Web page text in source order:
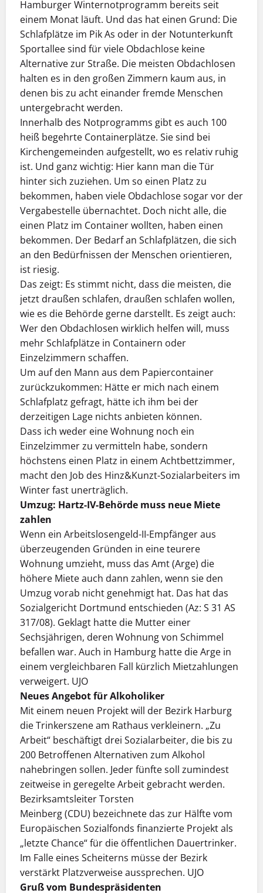
Hamburger Winternotprogramm bereits seit
einem Monat läuft. Und das hat einen Grund: Die
Schlafplätze im Pik As oder in der Notunterkunft
Sportallee sind für viele Obdachlose keine
Alternative zur Straße. Die meisten Obdachlosen
halten es in den großen Zimmern kaum aus, in
denen bis zu acht einander fremde Menschen
untergebracht werden.
Innerhalb des Notprogramms gibt es auch 100
heiß begehrte Containerplätze. Sie sind bei
Kirchengemeinden aufgestellt, wo es relativ ruhig
ist. Und ganz wichtig: Hier kann man die Tür
hinter sich zuziehen. Um so einen Platz zu
bekommen, haben viele Obdachlose sogar vor der
Vergabestelle übernachtet. Doch nicht alle, die
einen Platz im Container wollten, haben einen
bekommen. Der Bedarf an Schlafplätzen, die sich
an den Bedürfnissen der Menschen orientieren,
ist riesig.
Das zeigt: Es stimmt nicht, dass die meisten, die
jetzt draußen schlafen, draußen schlafen wollen,
wie es die Behörde gerne darstellt. Es zeigt auch:
Wer den Obdachlosen wirklich helfen will, muss
mehr Schlafplätze in Containern oder
Einzelzimmern schaffen.
Um auf den Mann aus dem Papiercontainer
zurückzukommen: Hätte er mich nach einem
Schlafplatz gefragt, hätte ich ihm bei der
derzeitigen Lage nichts anbieten können.
Dass ich weder eine Wohnung noch ein
Einzelzimmer zu vermitteln habe, sondern
höchstens einen Platz in einem Achtbettzimmer,
macht den Job des Hinz&Kunzt-Sozialarbeiters im
Winter fast unerträglich.
Umzug: Hartz-IV-Behörde muss neue Miete
zahlen
Wenn ein Arbeitslosengeld-II-Empfänger aus
überzeugenden Gründen in eine teurere
Wohnung umzieht, muss das Amt (Arge) die
höhere Miete auch dann zahlen, wenn sie den
Umzug vorab nicht genehmigt hat. Das hat das
Sozialgericht Dortmund entschieden (Az: S 31 AS
317/08). Geklagt hatte die Mutter einer
Sechsjährigen, deren Wohnung von Schimmel
befallen war. Auch in Hamburg hatte die Arge in
einem vergleichbaren Fall kürzlich Mietzahlungen
verweigert. UJO
Neues Angebot für Alkoholiker
Mit einem neuen Projekt will der Bezirk Harburg
die Trinkerszene am Rathaus verkleinern. „Zu
Arbeit“ beschäftigt drei Sozialarbeiter, die bis zu
200 Betroffenen Alternativen zum Alkohol
nahebringen sollen. Jeder fünfte soll zumindest
zeitweise in geregelte Arbeit gebracht werden.
Bezirksamtsleiter Torsten
Meinberg (CDU) bezeichnete das zur Hälfte vom
Europäischen Sozialfonds finanzierte Projekt als
„letzte Chance“ für die öffentlichen Dauertrinker.
Im Falle eines Scheiterns müsse der Bezirk
verstärkt Platzverweise aussprechen. UJO
Gruß vom Bundespräsidenten